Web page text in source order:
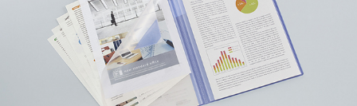
ピ
ソーシャル SDGs
アイテム